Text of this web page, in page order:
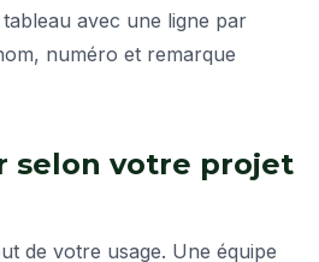
avec une ligne par
numéro et remarque
selon votre projet
de votre usage. Une équipe